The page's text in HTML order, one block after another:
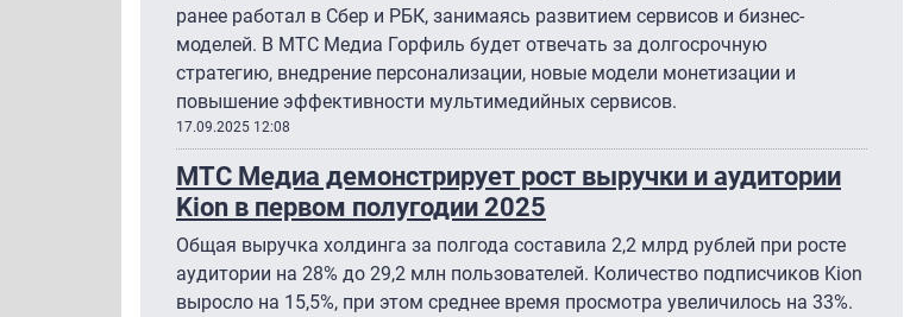
ранее работал в Сбер и РБК, занимаясь развитием сервисов и бизнес-
моделей. В МТС Медиа Горфиль будет отвечать за долгосрочную
стратегию, внедрение персонализации, новые модели монетизации и
повышение эффективности мультимедийных сервисов.
17.09.2025 12:08
МТС Медиа демонстрирует рост выручки и аудитории
Kion в первом полугодии 2025
Общая выручка холдинга за полгода составила 2,2 млрд рублей при росте
аудитории на 28% до 29,2 млн пользователей. Количество подписчиков Kion
выросло на 15,5%, при этом среднее время просмотра увеличилось на 33%.